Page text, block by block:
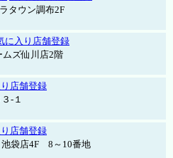
タウン調布2F
に入り店舗登録
ムズ仙川店2階
店舗登録
-１
店舗登録
袋店4F 8～10番地